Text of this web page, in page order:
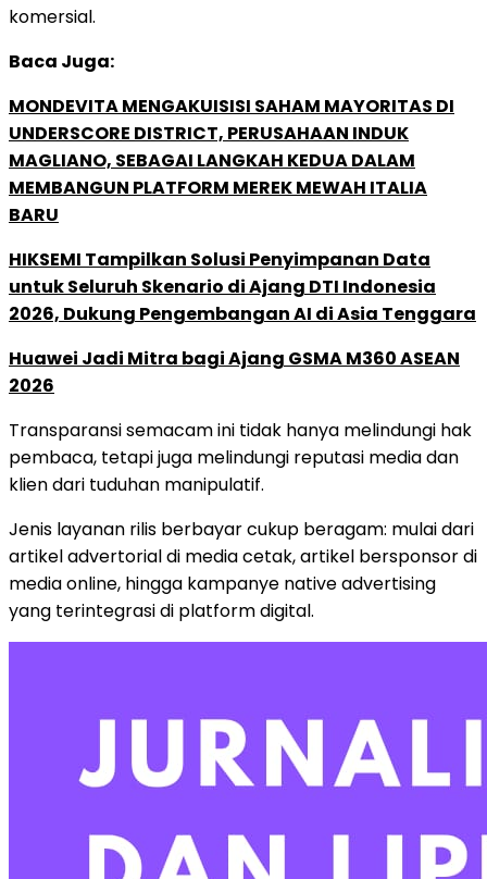
komersial.
Baca Juga:
MONDEVITA MENGAKUISISI SAHAM MAYORITAS DI
UNDERSCORE DISTRICT, PERUSAHAAN INDUK
MAGLIANO, SEBAGAI LANGKAH KEDUA DALAM
MEMBANGUN PLATFORM MEREK MEWAH ITALIA
BARU
HIKSEMI Tampilkan Solusi Penyimpanan Data
untuk Seluruh Skenario di Ajang DTI Indonesia
2026, Dukung Pengembangan AI di Asia Tenggara
Huawei Jadi Mitra bagi Ajang GSMA M360 ASEAN
2026
Transparansi semacam ini tidak hanya melindungi hak
pembaca, tetapi juga melindungi reputasi media dan
klien dari tuduhan manipulatif.
Jenis layanan rilis berbayar cukup beragam: mulai dari
artikel advertorial di media cetak, artikel bersponsor di
media online, hingga kampanye native advertising
yang terintegrasi di platform digital.